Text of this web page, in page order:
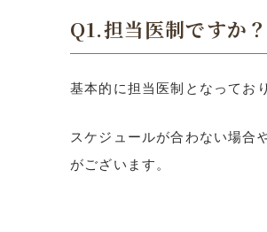
Q1.担当医制ですか？
基本的に担当医制となってお
スケジュールが合わない場合
がございます。